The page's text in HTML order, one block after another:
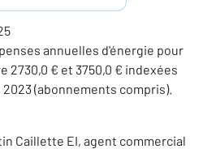
annuelles d'énergie pour
2730,0 € et 3750,0 € indexées
(abonnements compris).
Caillette EI, agent commercial